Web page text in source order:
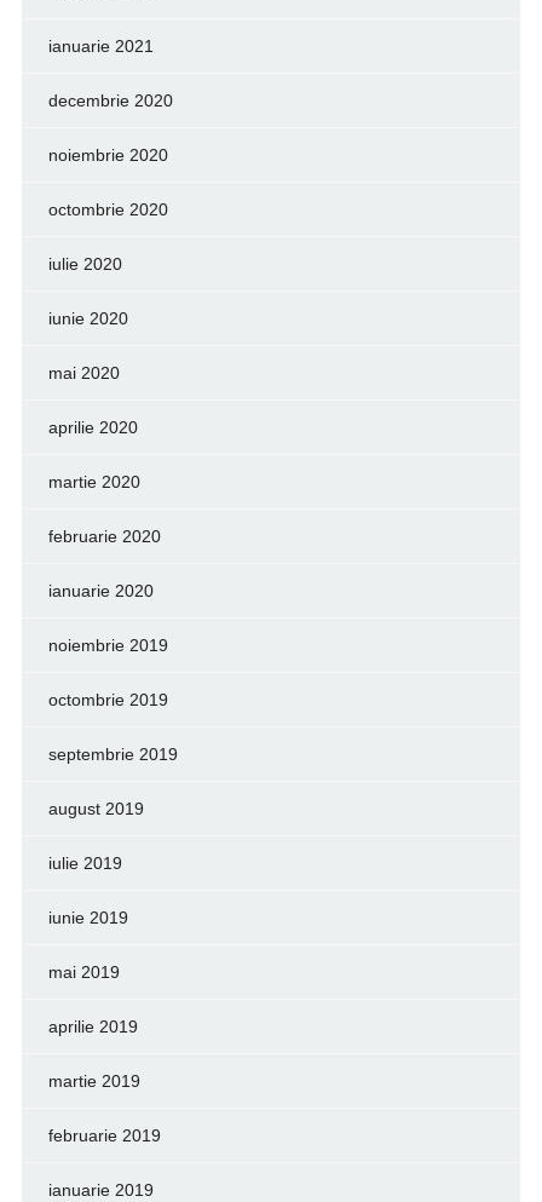
ianuarie 2021
decembrie 2020
noiembrie 2020
octombrie 2020
iulie 2020
iunie 2020
mai 2020
aprilie 2020
martie 2020
februarie 2020
ianuarie 2020
noiembrie 2019
octombrie 2019
septembrie 2019
august 2019
iulie 2019
iunie 2019
mai 2019
aprilie 2019
martie 2019
februarie 2019
ianuarie 2019